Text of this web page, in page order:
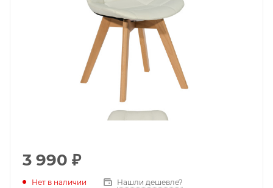
3 990 ₽
Нет в наличии Нашли дешевле?